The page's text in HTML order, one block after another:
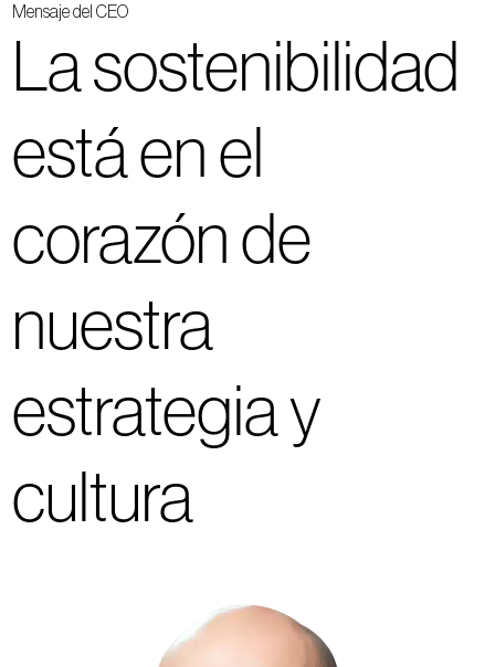
Mensaje del CEO
La sostenibilidad
está en el
corazón de
nuestra
estrategia y
cultura